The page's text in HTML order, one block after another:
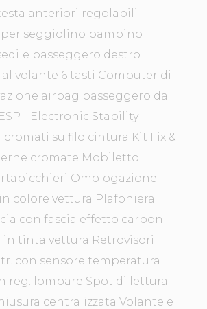
anteriori regolabili
per seggiolino bambino
passeggero destro
volante 6 tasti Computer di
airbag passeggero da
- Electronic Stability
su filo cintura Kit Fix &
cromate Mobiletto
Omologazione
colore vettura Plafoniera
con fascia effetto carbon
in tinta vettura Retrovisori
con sensore temperatura
reg. lombare Spot di lettura
centralizzata Volante e